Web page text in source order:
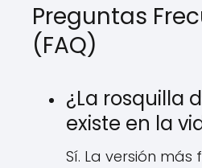
Preguntas
(FAQ)
¿La rosquilla
existe en la
Sí. La versión